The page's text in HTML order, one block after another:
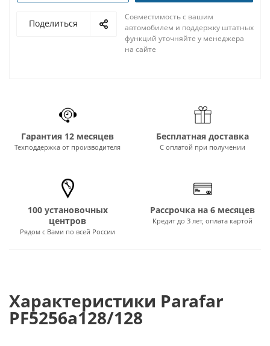
Поделиться
Совместимость с вашим
автомобилем и поддержку штатных
функций уточняйте у менеджера
на сайте
Гарантия 12 месяцев
Техподдержка от производителя
Бесплатная доставка
С оплатой при получении
100 установочных
центров
Рядом с Вами по всей России
Рассрочка на 6 месяцев
Кредит до 3 лет, оплата картой
Характеристики Parafar
PF5256a128/128